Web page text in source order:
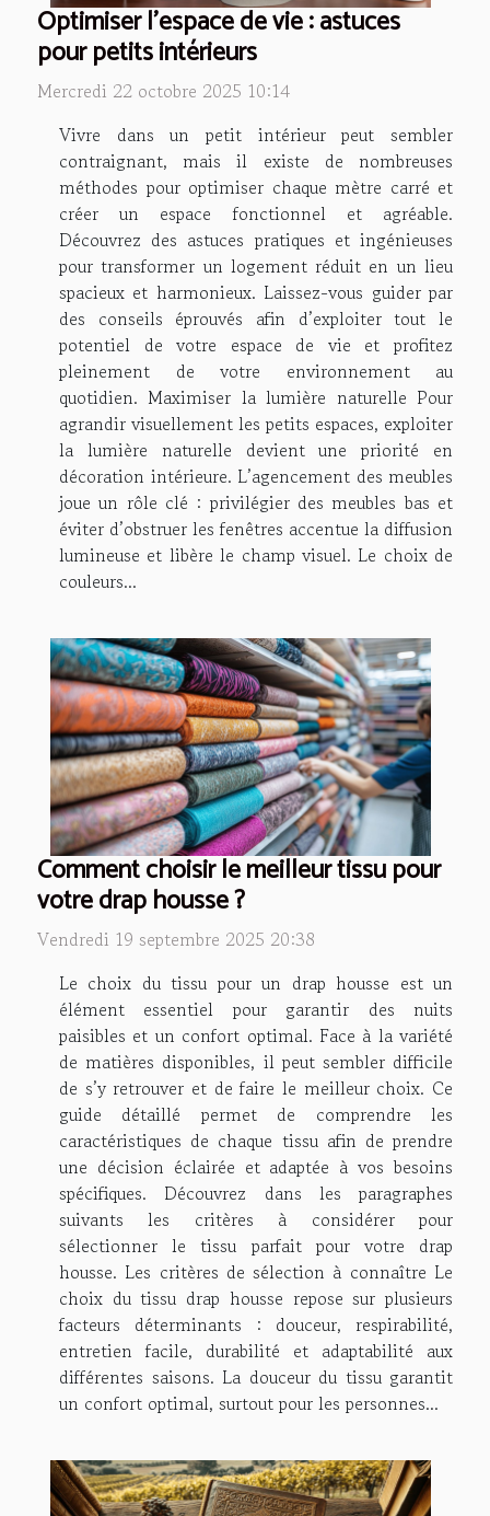
Optimiser l'espace de vie : astuces
pour petits intérieurs
Mercredi 22 octobre 2025 10:14
Vivre dans un petit intérieur peut sembler
contraignant, mais il existe de nombreuses
méthodes pour optimiser chaque mètre carré et
créer un espace fonctionnel et agréable.
Découvrez des astuces pratiques et ingénieuses
pour transformer un logement réduit en un lieu
spacieux et harmonieux. Laissez-vous guider par
des conseils éprouvés afin d’exploiter tout le
potentiel de votre espace de vie et profitez
pleinement de votre environnement au
quotidien. Maximiser la lumière naturelle Pour
agrandir visuellement les petits espaces, exploiter
la lumière naturelle devient une priorité en
décoration intérieure. L’agencement des meubles
joue un rôle clé : privilégier des meubles bas et
éviter d’obstruer les fenêtres accentue la diffusion
lumineuse et libère le champ visuel. Le choix de
couleurs...
Comment choisir le meilleur tissu pour
votre drap housse ?
Vendredi 19 septembre 2025 20:38
Le choix du tissu pour un drap housse est un
élément essentiel pour garantir des nuits
paisibles et un confort optimal. Face à la variété
de matières disponibles, il peut sembler difficile
de s’y retrouver et de faire le meilleur choix. Ce
guide détaillé permet de comprendre les
caractéristiques de chaque tissu afin de prendre
une décision éclairée et adaptée à vos besoins
spécifiques. Découvrez dans les paragraphes
suivants les critères à considérer pour
sélectionner le tissu parfait pour votre drap
housse. Les critères de sélection à connaître Le
choix du tissu drap housse repose sur plusieurs
facteurs déterminants : douceur, respirabilité,
entretien facile, durabilité et adaptabilité aux
différentes saisons. La douceur du tissu garantit
un confort optimal, surtout pour les personnes...